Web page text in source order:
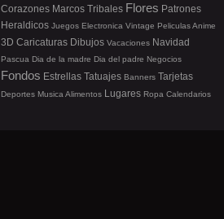
Corazones Marcos Tribales Flores Patrones
Heraldicos Juegos Electronica Vintage PeliculasAnime
3D Caricaturas Dibujos Vacaciones Navidad
Pascua Dia de la madre Dia del padre Negocios
Fondos Estrellas Tatuajes Banners Tarjetas
Deportes Musica Alimentos Lugares Ropa Calendarios